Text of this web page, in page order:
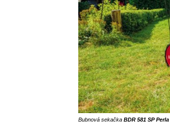
Bubnová sekačka BDR 581 SP Perla